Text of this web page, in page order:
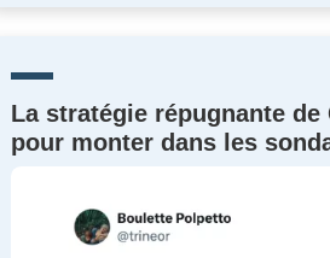
La stratégie répugnante de
pour monter dans les